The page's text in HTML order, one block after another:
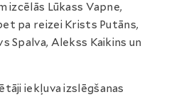
izcēlās Lūkass Vapne,
pa reizei Krists Putāns,
Spalva, Alekss Kaikins un
iekļuva izslēgšanas